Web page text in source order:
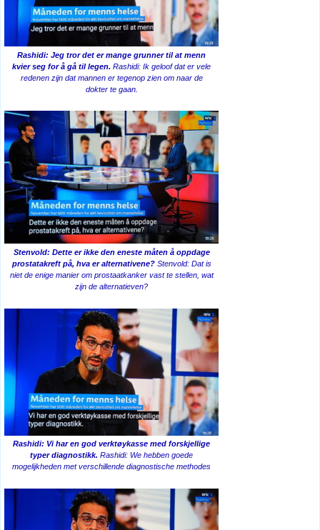
Rashidi: Jeg tror det er mange grunner til at menn
kvier seg for å gå til legen. Rashidi: Ik geloof dat er vele
redenen zijn dat mannen er tegenop zien om naar de
dokter te gaan.
Stenvold: Dette er ikke den eneste måten å oppdage
prostatakreft på, hva er alternativene?Stenvold: Dat is
niet de enige manier om prostaatkanker vast te stellen, wat
zijn de alternatieven?
Rashidi: Vi har en god verktøykasse med forskjellige
typer diagnostikk. Rashidi: We hebben goede
mogelijkheden met verschillende diagnostische methodes